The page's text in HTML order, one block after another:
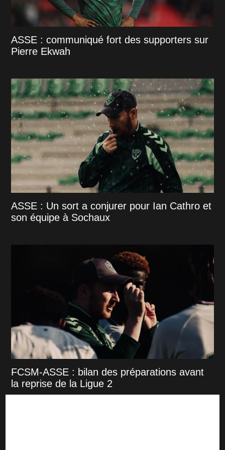
ASSE : communiqué fort des supporters sur
Pierre Ekwah
ASSE : Un sort a conjurer pour Ian Cathro et
son équipe à Sochaux
FCSM-ASSE : bilan des préparations avant
la reprise de la Ligue 2